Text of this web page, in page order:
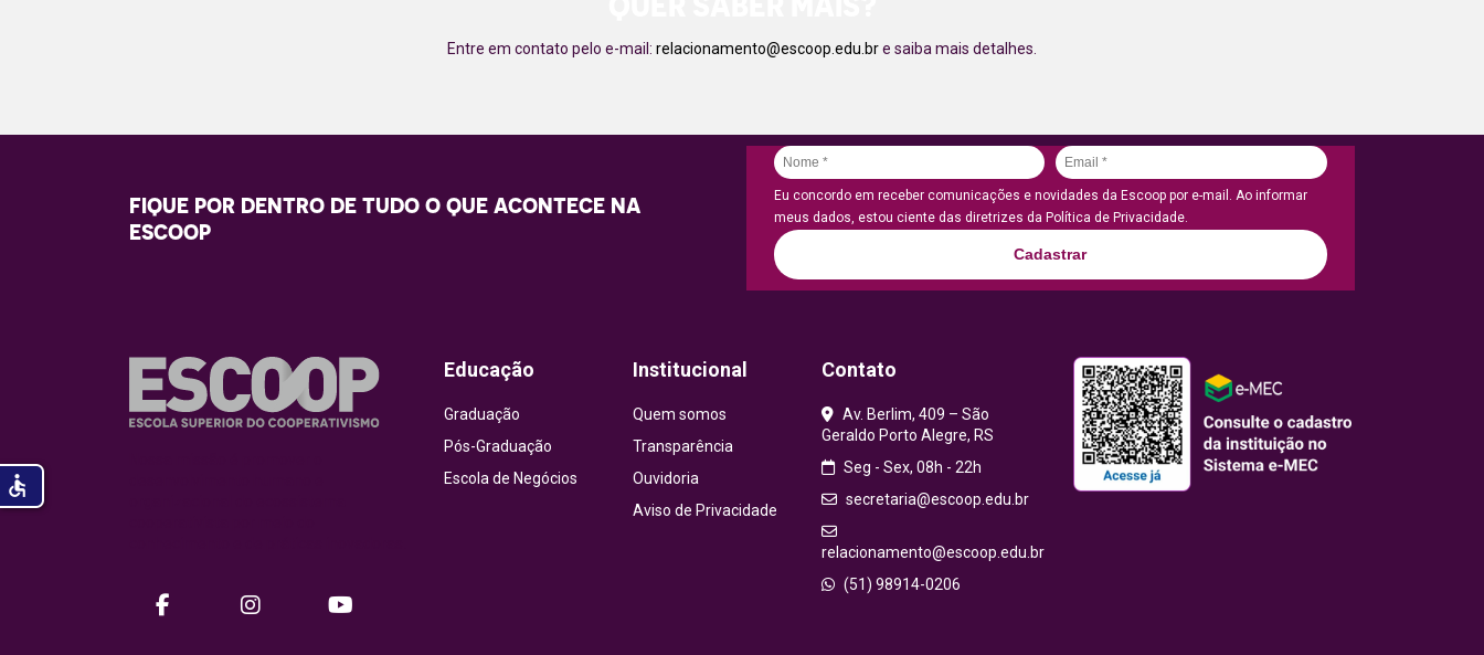
Entre em contato pelo e-mail: relacionamento@escoop.edu.bre saiba mais detalhes.
FIQUE POR DENTRO DE TUDO O QUE ACONTECE NA
ESCOOP
Eu concordo em receber comunicações e novidades da Escoop por e-mail. Ao informar
meus dados, estou ciente das diretrizes da Política de Privacidade.
Cadastrar
facebookinstagram
Educação
Graduação
Pós-Graduação
Escola de Negócios
Institucional
Quem somos
Transparência
Ouvidoria
Aviso de Privacidade
Contato
Av. Berlim, 409 – São
Geraldo Porto Alegre, RS
Seg - Sex, 08h - 22h
secretaria@escoop.edu.br
relacionamento@escoop.edu.br
(51) 98914-0206
accessible